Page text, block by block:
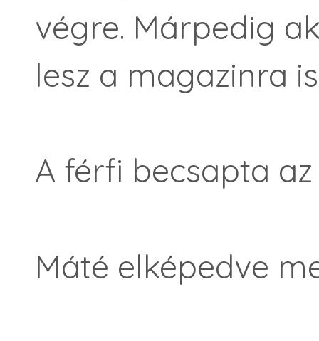
végre. Márpedig
lesz a magazinra
A férfi becsapta
Máté elképedve